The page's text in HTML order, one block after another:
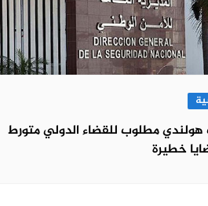
مطلوب للقضاء الدولي متورط
خطيرة